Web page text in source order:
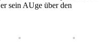
sein AUge über den